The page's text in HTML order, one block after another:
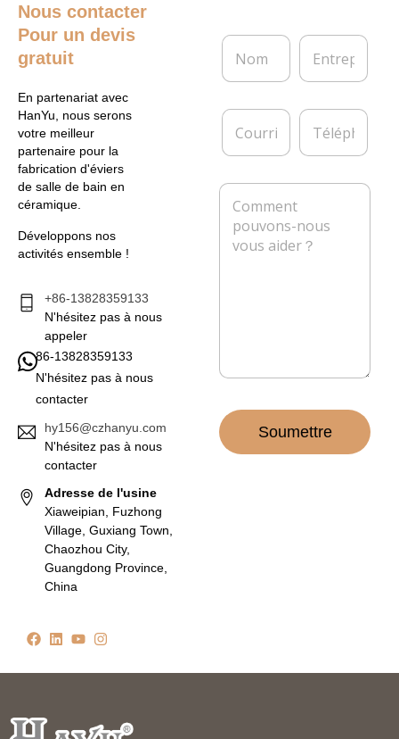
Nous contacter
Pour un devis
gratuit
En partenariat avec
HanYu, nous serons
votre meilleur
partenaire pour la
fabrication d'éviers
de salle de bain en
céramique.
Développons nos
activités ensemble !
+86-13828359133
N'hésitez pas à nous
appeler
86-13828359133
N'hésitez pas à nous
contacter
hy156@czhanyu.com
N'hésitez pas à nous
contacter
Adresse de l'usine
Xiaweipian, Fuzhong
Village, Guxiang Town,
Chaozhou City,
Guangdong Province,
China
N
m
E
t
e
C
u
r
T
l
p
n
e
M
Soumettre